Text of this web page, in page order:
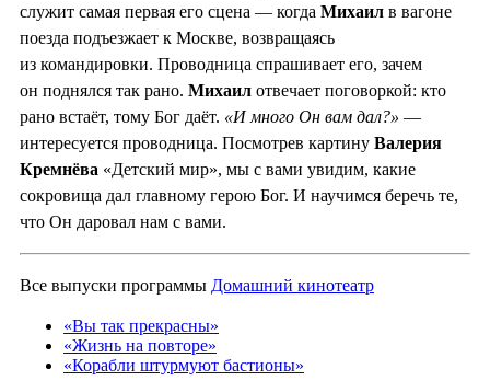
служит самая первая его сцена — когда Михаил в вагоне
поезда подъезжает к Москве, возвращаясь
из командировки. Проводница спрашивает его, зачем
он поднялся так рано. Михаил отвечает поговоркой: кто
рано встаёт, тому Бог даёт. «И много Он вам дал?» —
интересуется проводница. Посмотрев картину Валерия
Кремнёва «Детский мир», мы с вами увидим, какие
сокровища дал главному герою Бог. И научимся беречь те,
что Он даровал нам с вами.
Все выпуски программы Домашний кинотеатр
«Вы так прекрасны»
«Жизнь на повторе»
«Корабли штурмуют бастионы»